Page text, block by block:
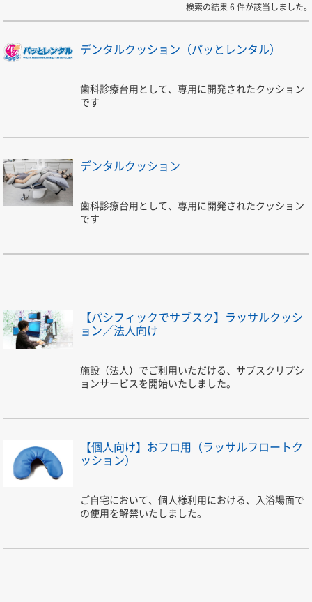
検索の結果 6 件が該当しました。
デンタルクッション（パッとレンタル）
歯科診療台用として、専用に開発されたクッション
です
デンタルクッション
歯科診療台用として、専用に開発されたクッション
です
【パシフィックでサブスク】ラッサルクッシ
ョン／法人向け
施設（法人）でご利用いただける、サブスクリプシ
ョンサービスを開始いたしました。
【個人向け】おフロ用（ラッサルフロートク
ッション）
ご自宅において、個人様利用における、入浴場面で
の使用を解禁いたしました。